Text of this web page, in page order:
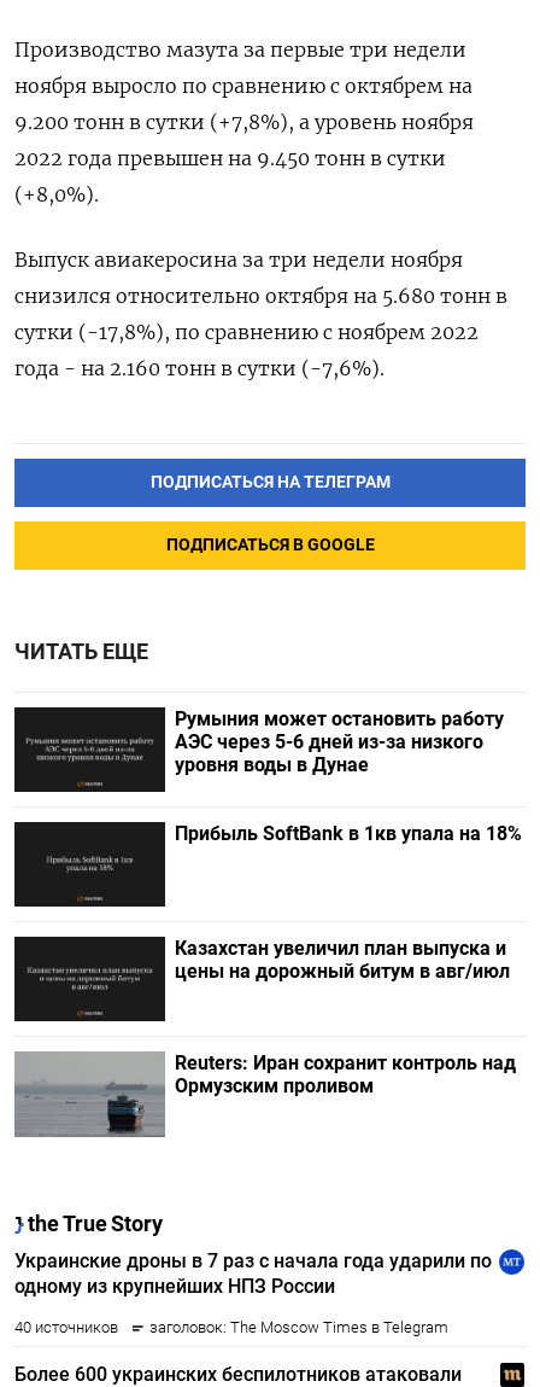
Производство мазута за первые три недели
ноября выросло по сравнению с октябрем на
9.200 тонн в сутки (+7,8%), а уровень ноября
2022 года превышен на 9.450 тонн в сутки
(+8,0%).
Выпуск авиакеросина за три недели ноября
снизился относительно октября на 5.680 тонн в
сутки (-17,8%), по сравнению с ноябрем 2022
года - на 2.160 тонн в сутки (-7,6%).
ПОДПИСАТЬСЯ НА ТЕЛЕГРАМ
ПОДПИСАТЬСЯ В GOOGLE
ЧИТАТЬ ЕЩЕ
Румыния может остановить работу
АЭС через 5-6 дней из-за низкого
уровня воды в Дунае
Прибыль SoftBank в 1кв упала на 18%
Казахстан увеличил план выпуска и
цены на дорожный битум в авг/июл
Reuters: Иран сохранит контроль над
Ормузским проливом